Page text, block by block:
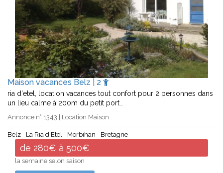
Maison vacances Belz | 2
ria d'etel, location vacances tout confort pour 2 personnes dans
un lieu calme à 200m du petit port…
Annonce n° 1343 | Location Maison
Belz La Ria d'Etel Morbihan Bretagne
de 280€ à 500€
la semaine selon saison